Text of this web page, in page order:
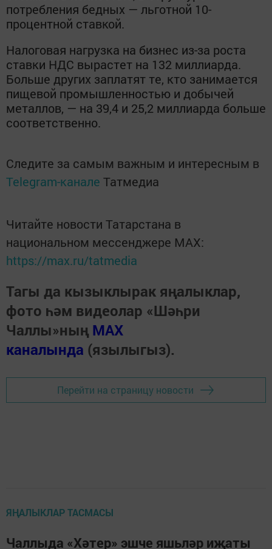
потребления бедных — льготной 10-
процентной ставкой.
Налоговая нагрузка на бизнес из-за роста
ставки НДС вырастет на 132 миллиарда.
Больше других заплатят те, кто занимается
пищевой промышленностью и добычей
металлов, — на 39,4 и 25,2 миллиарда больше
соответственно.
Следите за самым важным и интересным в
Telegram-канале Татмедиа
Читайте новости Татарстана в
национальном мессенджере MАХ:
https://max.ru/tatmedia
Тагы да кызыклырак яңалыклар,
фото һәм видеолар «Шәһри
Чаллы»ның MAX
каналында (язылыгыз).
Перейти на страницу новости
ЯҢАЛЫКЛАР ТАСМАСЫ
Чаллыда «Хәтер» эшче яшьләр иҗаты